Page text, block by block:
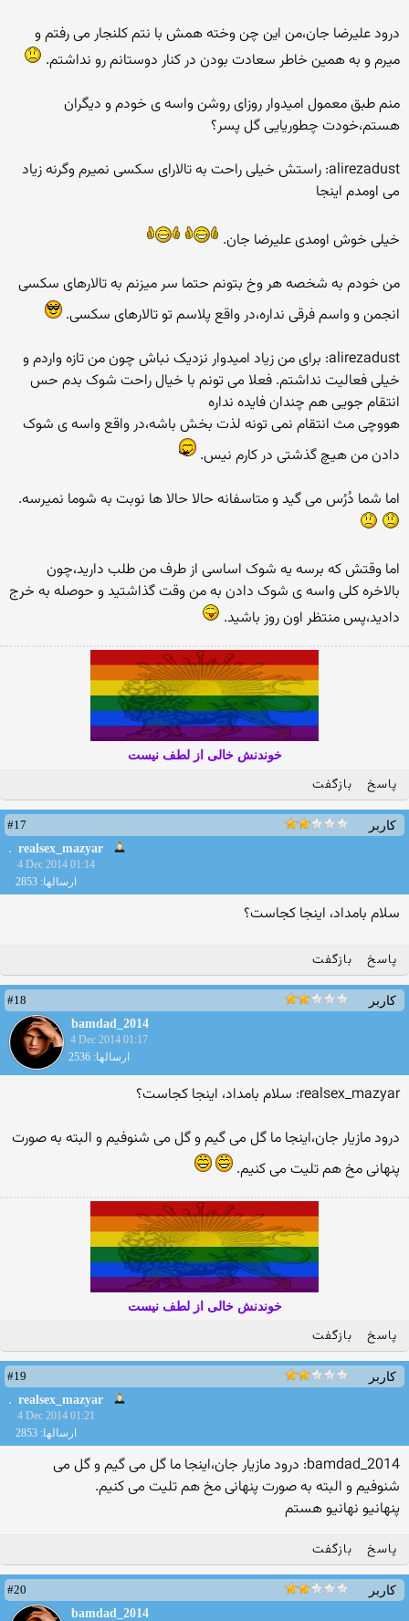
درود علیرضا جان،من این چن وخته همش با نتم کلنجار می رفتم و
میرم و به همین خاطر سعادت بودن در کنار دوستانم رو نداشتم.
منم طبق معمول امیدوار روزای روشن واسه ی خودم و دیگران
هستم،خودت چطوریایی گل پسر؟
alirezadust: راستش خیلی راحت به تالارای سکسی نمیرم وگرنه زیاد
می اومدم اینجا
خیلی خوش اومدی علیرضا جان.
من خودم به شخصه هر وخ بتونم حتما سر میزنم به تالارهای سکسی
انجمن و واسم فرقی نداره،در واقع پلاسم تو تالارهای سکسی.
alirezadust: برای من زیاد امیدوار نزدیک نباش چون من تازه واردم و
خیلی فعالیت نداشتم. فعلا می تونم با خیال راحت شوک بدم حس
انتقام جویی هم چندان فایده نداره
هووچی مث انتقام نمی تونه لذت بخش باشه،در واقع واسه ی شوک
دادن من هیچ گذشتی در کارم نیس.
اما شما دُرُس می گید و متاسفانه حالا حالا ها نوبت به شوما نمیرسه.
اما وقتش که برسه یه شوک اساسی از طرف من طلب دارید،چون
بالاخره کلی واسه ی شوک دادن به من وقت گذاشتید و حوصله به خرج
دادید،پس منتظر اون روز باشید.
خوندنش خالی از لطف نیست
پاسخ بازگفت
کاربر
#17
realsex_mazyar
4 Dec 2014 01:14
ارسالها: 2853
سلام بامداد، اینجا کجاست؟
پاسخ بازگفت
کاربر
#18
bamdad_2014
4 Dec 2014 01:17
ارسالها: 2536
realsex_mazyar: سلام بامداد، اینجا کجاست؟
درود مازیار جان،اینجا ما گل می گیم و گل می شنوفیم و البته به صورت
پنهانی مخ هم تلیت می کنیم.
خوندنش خالی از لطف نیست
پاسخ بازگفت
کاربر
#19
realsex_mazyar
4 Dec 2014 01:21
ارسالها: 2853
bamdad_2014: درود مازیار جان،اینجا ما گل می گیم و گل می
شنوفیم و البته به صورت پنهانی مخ هم تلیت می کنیم.
پنهانیو نهانیو هستم
پاسخ بازگفت
کاربر
#20
bamdad_2014